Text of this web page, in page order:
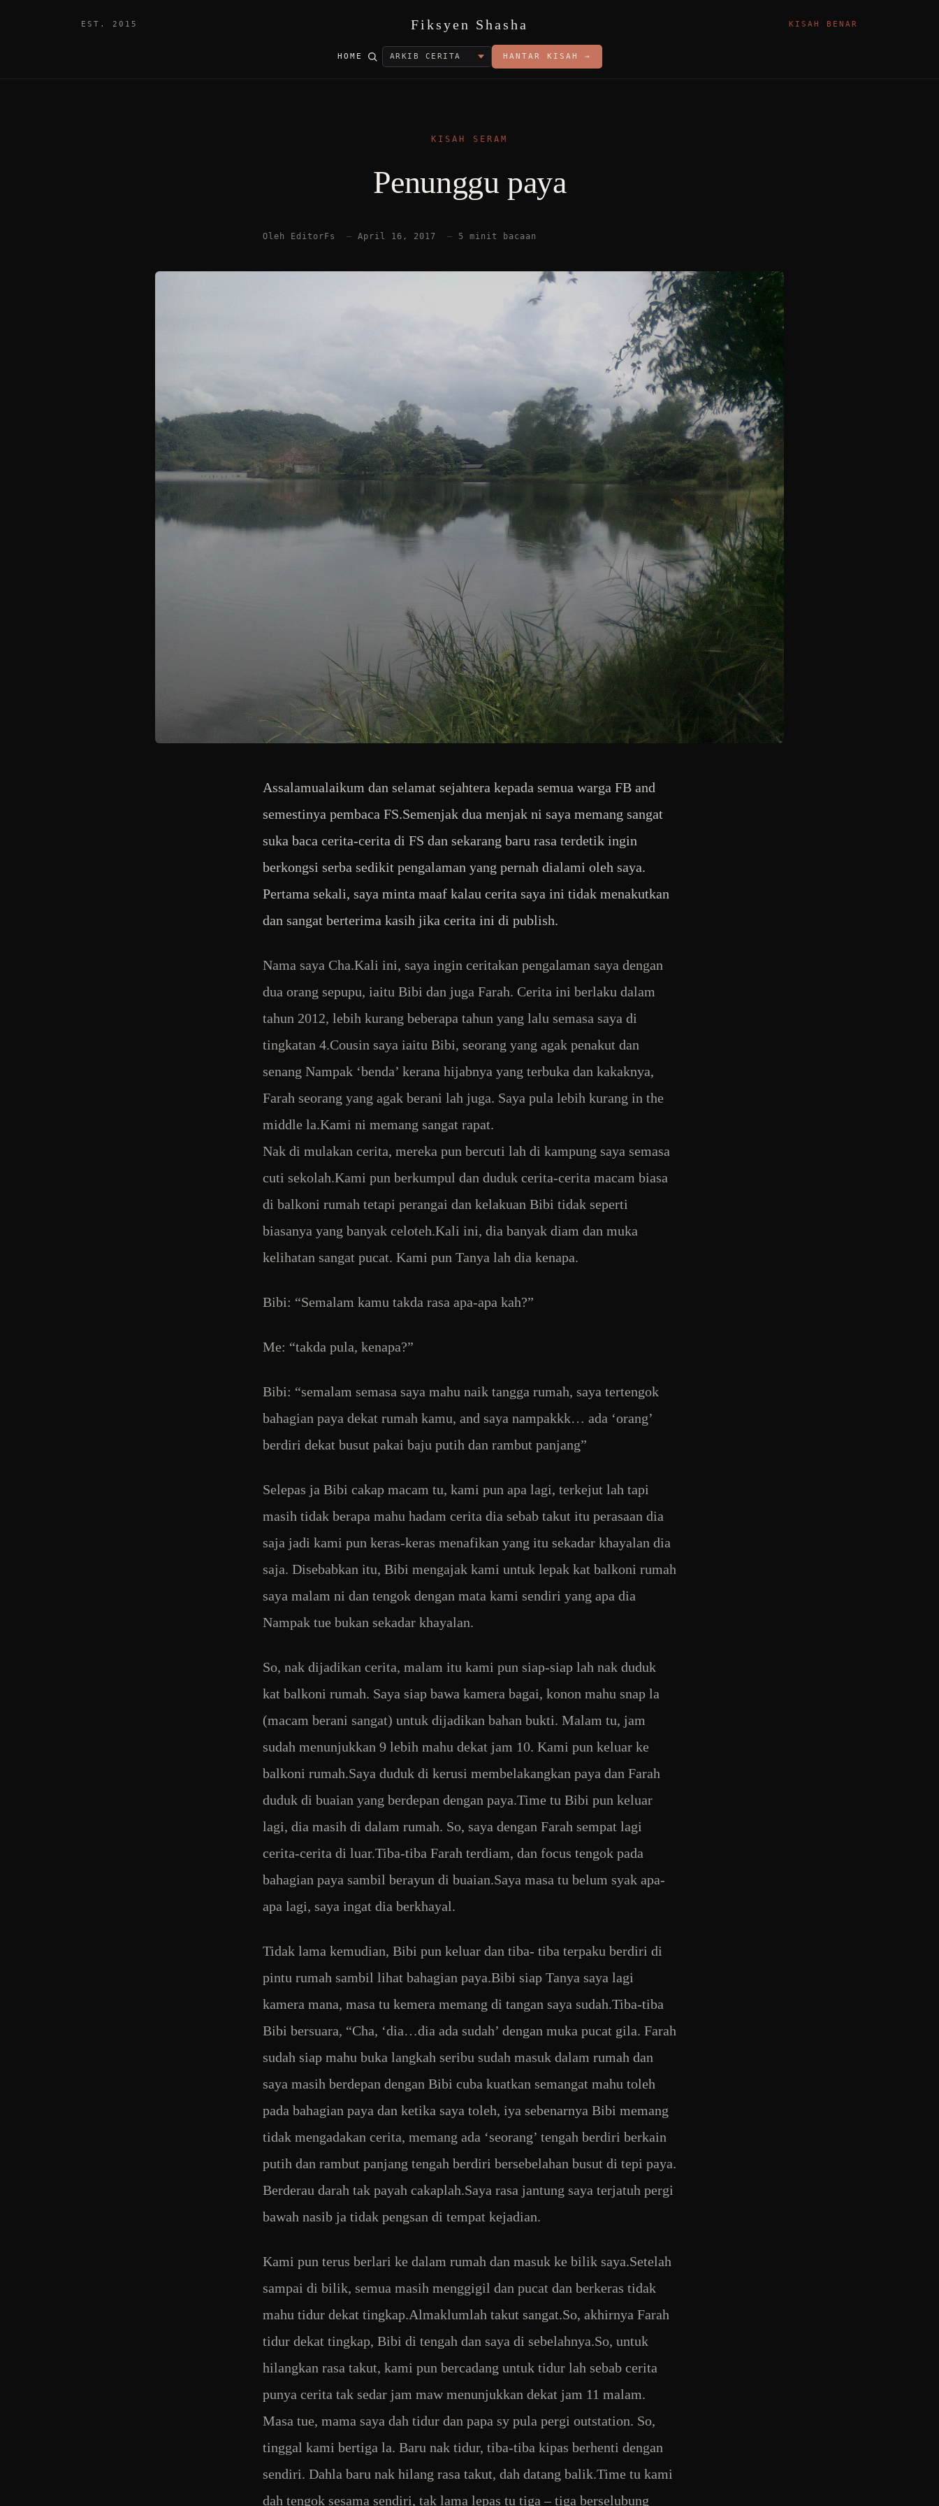
EST. 2015 Fiksyen Shasha KISAH BENAR
HOME HANTAR KISAH →
KISAH SERAM
Penunggu paya
Oleh EditorFs — April 16, 2017 — 5 minit bacaan
Assalamualaikum dan selamat sejahtera kepada semua warga FB and
semestinya pembaca FS.Semenjak dua menjak ni saya memang sangat
suka baca cerita-cerita di FS dan sekarang baru rasa terdetik ingin
berkongsi serba sedikit pengalaman yang pernah dialami oleh saya.
Pertama sekali, saya minta maaf kalau cerita saya ini tidak menakutkan
dan sangat berterima kasih jika cerita ini di publish.
Nama saya Cha.Kali ini, saya ingin ceritakan pengalaman saya dengan
dua orang sepupu, iaitu Bibi dan juga Farah. Cerita ini berlaku dalam
tahun 2012, lebih kurang beberapa tahun yang lalu semasa saya di
tingkatan 4.Cousin saya iaitu Bibi, seorang yang agak penakut dan
senang Nampak ‘benda’ kerana hijabnya yang terbuka dan kakaknya,
Farah seorang yang agak berani lah juga. Saya pula lebih kurang in the
middle la.Kami ni memang sangat rapat.
Nak di mulakan cerita, mereka pun bercuti lah di kampung saya semasa
cuti sekolah.Kami pun berkumpul dan duduk cerita-cerita macam biasa
di balkoni rumah tetapi perangai dan kelakuan Bibi tidak seperti
biasanya yang banyak celoteh.Kali ini, dia banyak diam dan muka
kelihatan sangat pucat. Kami pun Tanya lah dia kenapa.
Bibi: “Semalam kamu takda rasa apa-apa kah?”
Me: “takda pula, kenapa?”
Bibi: “semalam semasa saya mahu naik tangga rumah, saya tertengok
bahagian paya dekat rumah kamu, and saya nampakkk… ada ‘orang’
berdiri dekat busut pakai baju putih dan rambut panjang”
Selepas ja Bibi cakap macam tu, kami pun apa lagi, terkejut lah tapi
masih tidak berapa mahu hadam cerita dia sebab takut itu perasaan dia
saja jadi kami pun keras-keras menafikan yang itu sekadar khayalan dia
saja. Disebabkan itu, Bibi mengajak kami untuk lepak kat balkoni rumah
saya malam ni dan tengok dengan mata kami sendiri yang apa dia
Nampak tue bukan sekadar khayalan.
So, nak dijadikan cerita, malam itu kami pun siap-siap lah nak duduk
kat balkoni rumah. Saya siap bawa kamera bagai, konon mahu snap la
(macam berani sangat) untuk dijadikan bahan bukti. Malam tu, jam
sudah menunjukkan 9 lebih mahu dekat jam 10. Kami pun keluar ke
balkoni rumah.Saya duduk di kerusi membelakangkan paya dan Farah
duduk di buaian yang berdepan dengan paya.Time tu Bibi pun keluar
lagi, dia masih di dalam rumah. So, saya dengan Farah sempat lagi
cerita-cerita di luar.Tiba-tiba Farah terdiam, dan focus tengok pada
bahagian paya sambil berayun di buaian.Saya masa tu belum syak apa-
apa lagi, saya ingat dia berkhayal.
Tidak lama kemudian, Bibi pun keluar dan tiba- tiba terpaku berdiri di
pintu rumah sambil lihat bahagian paya.Bibi siap Tanya saya lagi
kamera mana, masa tu kemera memang di tangan saya sudah.Tiba-tiba
Bibi bersuara, “Cha, ‘dia…dia ada sudah’ dengan muka pucat gila. Farah
sudah siap mahu buka langkah seribu sudah masuk dalam rumah dan
saya masih berdepan dengan Bibi cuba kuatkan semangat mahu toleh
pada bahagian paya dan ketika saya toleh, iya sebenarnya Bibi memang
tidak mengadakan cerita, memang ada ‘seorang’ tengah berdiri berkain
putih dan rambut panjang tengah berdiri bersebelahan busut di tepi paya.
Berderau darah tak payah cakaplah.Saya rasa jantung saya terjatuh pergi
bawah nasib ja tidak pengsan di tempat kejadian.
Kami pun terus berlari ke dalam rumah dan masuk ke bilik saya.Setelah
sampai di bilik, semua masih menggigil dan pucat dan berkeras tidak
mahu tidur dekat tingkap.Almaklumlah takut sangat.So, akhirnya Farah
tidur dekat tingkap, Bibi di tengah dan saya di sebelahnya.So, untuk
hilangkan rasa takut, kami pun bercadang untuk tidur lah sebab cerita
punya cerita tak sedar jam maw menunjukkan dekat jam 11 malam.
Masa tue, mama saya dah tidur dan papa sy pula pergi outstation. So,
tinggal kami bertiga la. Baru nak tidur, tiba-tiba kipas berhenti dengan
sendiri. Dahla baru nak hilang rasa takut, dah datang balik.Time tu kami
dah tengok sesama sendiri, tak lama lepas tu tiga – tiga berselubung